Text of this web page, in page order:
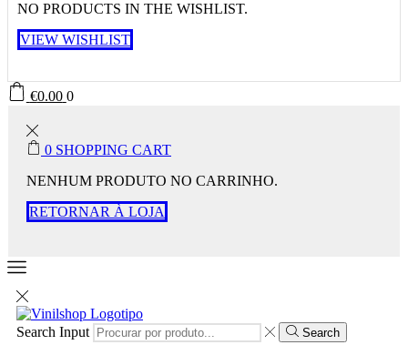
NO PRODUCTS IN THE WISHLIST.
VIEW WISHLIST
€0.00 0
0 SHOPPING CART
NENHUM PRODUTO NO CARRINHO.
RETORNAR À LOJA
Search Input Search